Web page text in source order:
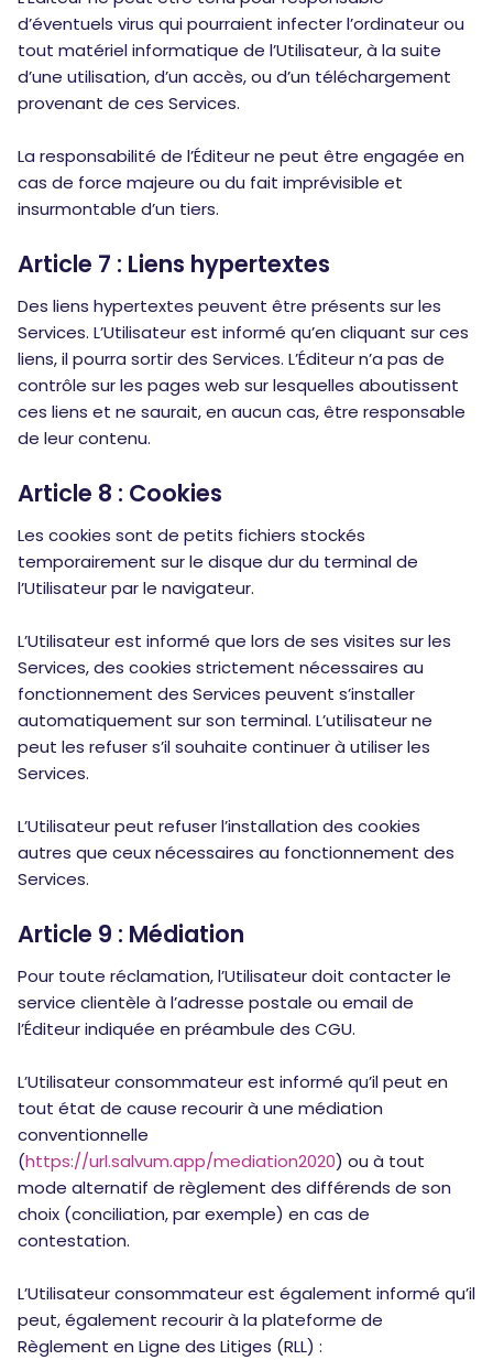
d’éventuels virus qui pourraient infecter l’ordinateur ou
tout matériel informatique de l’Utilisateur, à la suite
d’une utilisation, d’un accès, ou d’un téléchargement
provenant de ces Services.
La responsabilité de l’Éditeur ne peut être engagée en
cas de force majeure ou du fait imprévisible et
insurmontable d’un tiers.
Article 7 : Liens hypertextes
Des liens hypertextes peuvent être présents sur les
Services. L’Utilisateur est informé qu’en cliquant sur ces
liens, il pourra sortir des Services. L’Éditeur n’a pas de
contrôle sur les pages web sur lesquelles aboutissent
ces liens et ne saurait, en aucun cas, être responsable
de leur contenu.
Article 8 : Cookies
Les cookies sont de petits fichiers stockés
temporairement sur le disque dur du terminal de
l’Utilisateur par le navigateur.
L’Utilisateur est informé que lors de ses visites sur les
Services, des cookies strictement nécessaires au
fonctionnement des Services peuvent s’installer
automatiquement sur son terminal. L’utilisateur ne
peut les refuser s’il souhaite continuer à utiliser les
Services.
L’Utilisateur peut refuser l’installation des cookies
autres que ceux nécessaires au fonctionnement des
Services.
Article 9 : Médiation
Pour toute réclamation, l’Utilisateur doit contacter le
service clientèle à l’adresse postale ou email de
l’Éditeur indiquée en préambule des CGU.
L’Utilisateur consommateur est informé qu’il peut en
tout état de cause recourir à une médiation
conventionnelle
(https://url.salvum.app/mediation2020) ou à tout
mode alternatif de règlement des différends de son
choix (conciliation, par exemple) en cas de
contestation.
L’Utilisateur consommateur est également informé qu’il
peut, également recourir à la plateforme de
Règlement en Ligne des Litiges (RLL) :